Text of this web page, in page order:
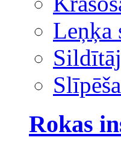
Leņķa
Rokas